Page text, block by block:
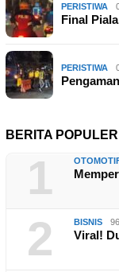
PERISTIWA
Final
PERISTIWA
BERITA POPULER
1
2 BISNIS
Viral!